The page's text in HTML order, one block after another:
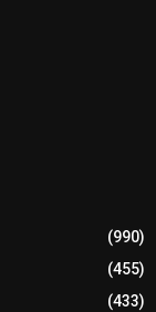
(990)
(455)
(433)